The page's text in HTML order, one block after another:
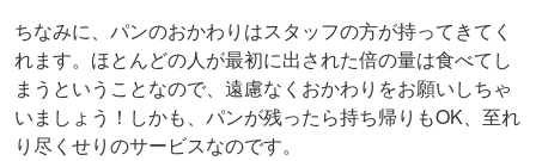
ちなみに、パンのおかわりはスタッフの方が持ってきてく
れます。ほとんどの人が最初に出された倍の量は食べてし
まうということなので、遠慮なくおかわりをお願いしちゃ
いましょう！しかも、パンが残ったら持ち帰りもOK、至れ
り尽くせりのサービスなのです。